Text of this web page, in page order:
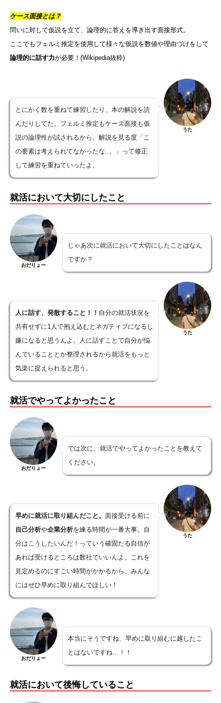
ケース面接とは？
問いに対して仮説を立て、論理的に答えを導き出す面接形式。
ここでもフェルミ推定を使用して様々な仮説を数値や理由づけをして
論理的に話す力が必要！(Wikipedia抜粋)
とにかく数を重ねて練習したり、本の解説を読
んだりしてた。フェルミ推定もケース面接も仮
説の論理性が試されるから、解説を見る度「こ
の要素は考えられてなかったな..。」って修正
して練習を重ねていったよ。
うた
就活において大切にしたこと
おだりょー
じゃあ次に就活において大切にしたことはなん
ですか？
人に話す、発散すること！！ 自分の就活状況を
共有せずに1人で抱え込むとネガティブになるし
嫌になると思うんよ。人に話すことで自分が悩
んでいることとか整理されるから就活をもっと
気楽に捉えられると思う。
うた
就活でやってよかったこと
おだりょー
では次に、就活でやってよかったことを教えて
ください。
早めに就活に取り組んだこと。 面接受ける前に
自己分析や企業分析を練る時間が一番大事。自
分はこうしたいんだ！っていう確固たる自信が
あれば受けるところは数社でいいんよ。これを
見定めるのにすごい時間がかかるから、みんな
にはぜひ早めに取り組んでほしい！
うた
おだりょー
本当にそうですね、早めに取り組むに越したこ
とはないですね…！！
就活において後悔していること